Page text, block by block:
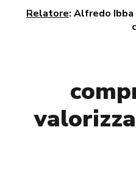
Relatore: Alfredo